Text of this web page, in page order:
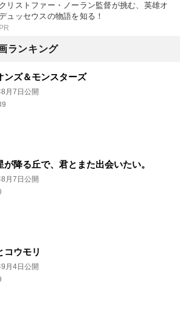
クリストファー・ノーラン監督が挑む、英雄オ
ュッセウスの物語を知る！
PR
ランキング
ンズ＆モンスターズ
月7日公開
が降る丘で、君とまた出会いたい。
月7日公開
コウモリ
月4日公開